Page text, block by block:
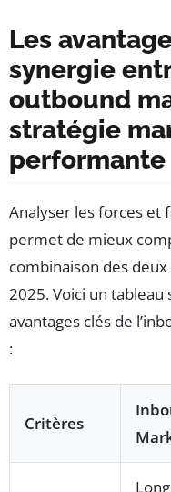
Les
synergie
outbound
stratégie
performante
Analyser les forces et
permet de mieux
combinaison des
2025. Voici un
avantages clés de
:
Critères